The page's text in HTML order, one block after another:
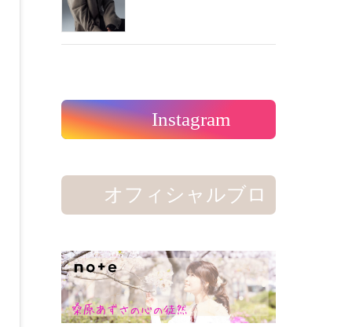
Instagram
オフィシャルブロ